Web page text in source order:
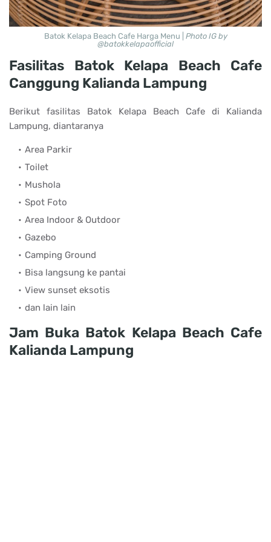
Batok Kelapa Beach Cafe Harga Menu | Photo IG by
@batokkelapaofficial
Fasilitas Batok Kelapa Beach Cafe
Canggung Kalianda Lampung
Berikut fasilitas Batok Kelapa Beach Cafe di Kalianda
Lampung, diantaranya
Area Parkir
Toilet
Mushola
Spot Foto
Area Indoor & Outdoor
Gazebo
Camping Ground
Bisa langsung ke pantai
View sunset eksotis
dan lain lain
Jam Buka Batok Kelapa Beach Cafe
Kalianda Lampung